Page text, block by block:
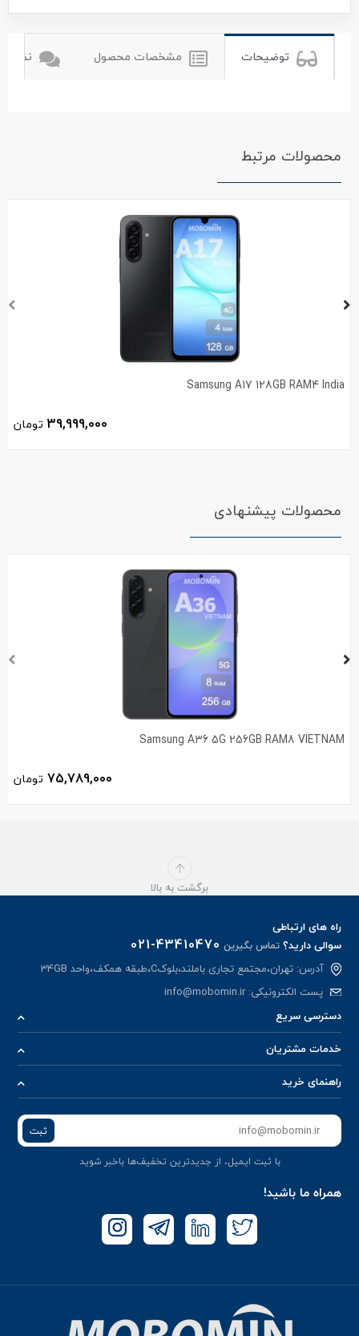
توضیحات مشخصات محصول نظرات
محصولات مرتبط
Samsung A17 128GB RAM4 India
39,999,000 تومان
محصولات پیشنهادی
Samsung A36 5G 256GB RAM8 VIETNAM
75,789,000 تومان
برگشت به بالا
راه های ارتباطی
سوالی دارید؟تماس بگیرین 021-43410470
آدرس: تهران،مجتمع تجاری باملند،بلوکC،طبقه همکف،واحد 34GB
پست الکترونیکی:info@mobomin.ir
دسترسی سریع
خدمات مشتریان
راهنمای خرید
ثبت
با ثبت ایمیل، از جدید‌ترین تخفیف‌ها با‌خبر شوید
همراه ما باشید!